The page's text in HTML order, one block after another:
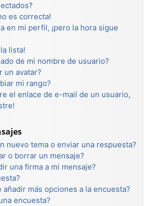
es correcta!
en mi perfil, ¡pero la hora sigue
lista!
de mi nombre de usuario?
un avatar?
mi rango?
el enlace de e-mail de un usuario,
nuevo tema o enviar una respuesta?
o borrar un mensaje?
una firma a mi mensaje?
más opciones a la encuesta?
encuesta?